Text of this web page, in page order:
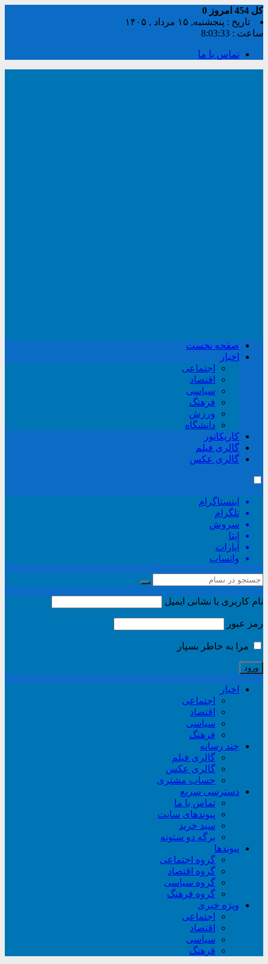
کل امروز 0
تاریخ : پنجشنبه, ۱۵ مرداد , ۱۴۰۵
ساعت : 8:03:34
تماس با ما
صفحه نخست
اخبار
اجتماعی
اقتصاد
سیاسی
فرهنگ
ورزش
دانشگاه
کاریکاتور
گالری فیلم
گالری عکس
اینستاگرام
تلگرام
سروش
ایتا
آپارات
واتساپ
نام کاربری یا نشانی ایمیل
رمز عبور
مرا به خاطر بسپار
اخبار
اجتماعی
اقتصاد
سیاسی
فرهنگ
چند رسانه
گالری فیلم
گالری عکس
حساب مشتری
دسترسی سریع
تماس با ما
پیوندهای سایت
سبد خريد
برگه دو ستونه
پیوندها
گروه اجتماعی
گروه اقتصاد
گروه سیاسی
گروه فرهنگ
ویژه خبری
اجتماعی
اقتصاد
سیاسی
فرهنگ